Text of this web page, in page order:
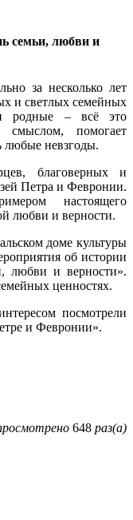
семьи, любви и
за несколько лет
и светлых семейных
родные – всё это
помогает
любые невзгоды.
благоверных и
Петра и Февронии.
настоящего
любви и верности.
доме культуры
об истории
любви и верности».
ценностях.
посмотрели
и Февронии».
648 раз(а)